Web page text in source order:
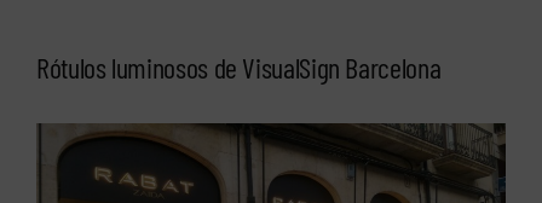
Rótulos luminosos de VisualSign Barcelona